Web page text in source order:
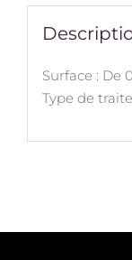
Surface : De
Type de